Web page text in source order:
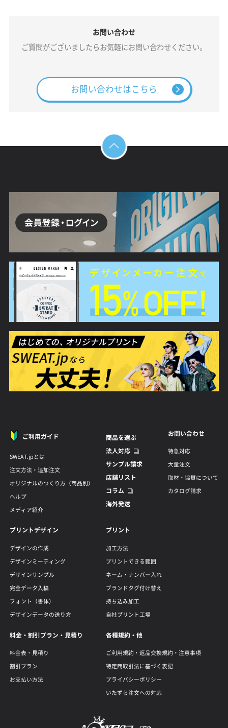
お問い合わせ
ご質問がございましたらお気軽にお問い合わせください。
お問い合わせはこちら
ご利用ガイド
SWEAT.jpとは
注文方法・追加注文
オリジナルのつくり方（商品別）
ヘルプ
メディア紹介
商品を選ぶ
法人対応
サンプル請求
店舗リスト
コラム
海外発送
お問い合わせ
特急対応
大量注文
取材・協賛について
カタログ請求
プリントデザイン
デザインの作成
デザインミーティング
デザインサンプル
完全データ入稿
フォント（書体）
デザインデータの送り方
プリント
加工方法
プリントできる範囲
ネーム・ナンバー入れ
ブランドタグ付け替え
持ち込み加工
自社プリント工場
料金・割引プラン・見積り
料金表・見積り
割引プラン
お支払い方法
各種規約・他
ご利用規約・返品交換規約・注意事項
特定商取引法に基づく表記
プライバシーポリシー
いたずら注文への対応